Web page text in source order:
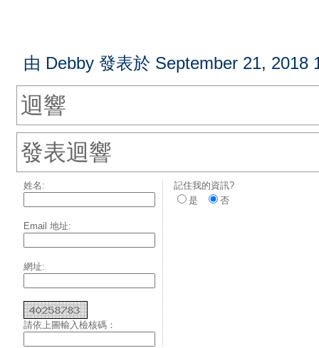
由 Debby 發表於 September 21, 2018
迴響
發表迴響
姓名:
Email 地址:
網址:
請依上圖輸入檢核碼：
記住我的資訊?
是
否